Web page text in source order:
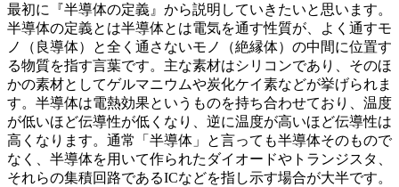
最初に『半導体の定義』から説明していきたいと思います。
半導体の定義とは半導体とは電気を通す性質が、よく通すモ
ノ（良導体）と全く通さないモノ（絶縁体）の中間に位置す
る物質を指す言葉です。主な素材はシリコンであり、そのほ
かの素材としてゲルマニウムや炭化ケイ素などが挙げられま
す。半導体は電熱効果というものを持ち合わせており、温度
が低いほど伝導性が低くなり、逆に温度が高いほど伝導性は
高くなります。通常「半導体」と言っても半導体そのもので
なく、半導体を用いて作られたダイオードやトランジスタ、
それらの集積回路であるICなどを指し示す場合が大半です。